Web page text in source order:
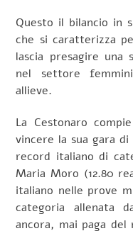
Questo il bilancio in
che si caratterizza
lascia presagire una
nel settore
allieve.
La Cestonaro
vincere la sua gara
record italiano di
Maria Moro (12.80
italiano nelle prove
categoria allenata
ancora, mai paga